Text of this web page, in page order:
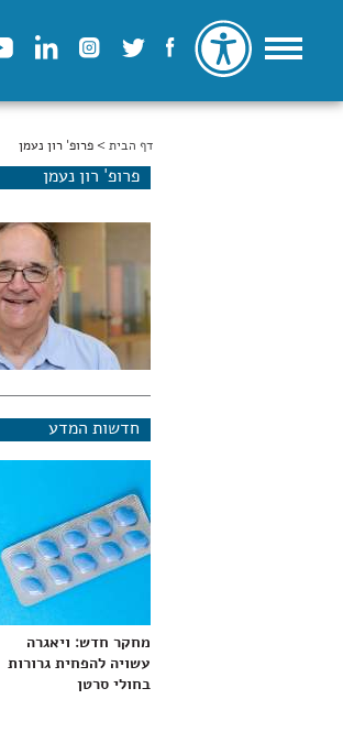
הינך נמצא כאן
דף הבית > פרופ' רון נעמן
פרופ' רון נעמן
חדשות המדע
מחקר חדש: ויאגרה
עשויה להפחית גרורות
בחולי סרטן